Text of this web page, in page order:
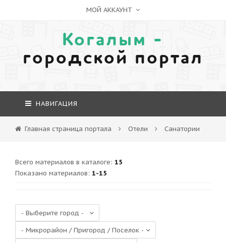
МОЙ АККАУНТ
Когалым -
городской портал
НАВИГАЦИЯ
Главная страница портала Отели Санатории
Всего материалов в каталоге: 15
Показано материалов: 1-15